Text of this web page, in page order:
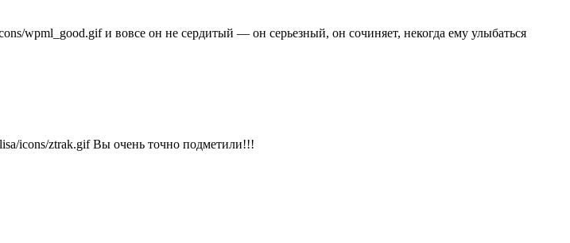
и вовсе он не сердитый — он серьезный, он сочиняет, некогда ему улыбаться
Вы очень точно подметили!!!